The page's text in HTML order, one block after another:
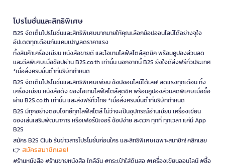
โปรโมชั่นและสิทธิพิเศษ
B2S จัดเต็มโปรโมชั่นและสิทธิพิเศษมากมายให้คุณเลือกช้อปออนไลน์ได้อย่างจุใจ
อัปเดตทุกเดือนกับแคมเปญลดราคาแรง
ทั้งสินค้าเครื่องเขียน หนังสือขายดี และไอเทมไลฟ์สไตล์สุดชิค พร้อมคูปองส่วนลด
และดีลพิเศษเมื่อช้อปผ่าน B2S.co.th เท่านั้น นอกจากนี้ B2S ยังใจดีส่งฟรีทั่วประเทศ
*เมื่อสั่งครบขั้นต่ำที่บริษัทกำหนด
B2S จัดเต็มโปรโมชั่นและสิทธิพิเศษเพียบ ช้อปออนไลน์ได้เลย! ลดแรงทุกเดือน ทั้ง
เครื่องเขียน หนังสือดัง ของไอเทมไลฟ์สไตล์สุดชิค พร้อมคูปองส่วนลดพิเศษเมื่อซื้อ
ผ่าน B2S.co.th เท่านั้น และส่งฟรีทั่วไทย *เมื่อสั่งครบขั้นต่ำที่บริษัทกำหนด
B2S มีทุกอย่างตอบโจทย์ทุกไลฟ์สไตล์ ไม่ว่าจะเป็นอุปกรณ์อ่านเขียน เครื่องเขียน
ของเล่นเสริมพัฒนาการ หรือเฟอร์นิเจอร์ ช้อปง่าย สะดวก ทุกที่ ทุกเวลา แค่มี App
B2S
สมัคร B2S Club รับข่าวสารโปรโมชั่นก่อนใคร และสิทธิพิเศษเฉพาะสมาชิก! คลิกเลย
👉 สมัครสมาชิกเลย!
#ร้านหนังสือ #ร้านขายหนังสือ ใกล้ฉัน #กระเป๋าใส่ดินสอ #เครื่องเขียนออนไลน์ #ซื้อ